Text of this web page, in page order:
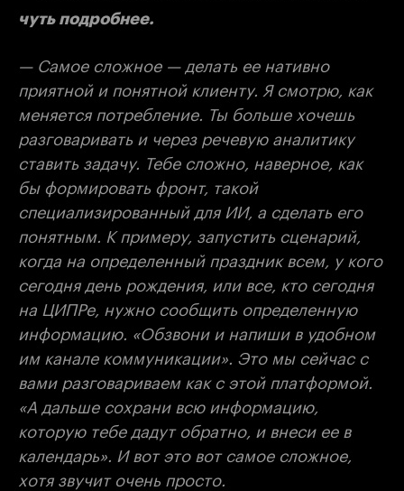
чуть подробнее.
— Самое сложное — делать ее нативно
приятной и понятной клиенту. Я смотрю, как
меняется потребление. Ты больше хочешь
разговаривать и через речевую аналитику
ставить задачу. Тебе сложно, наверное, как
бы формировать фронт, такой
специализированный для ИИ, а сделать его
понятным. К примеру, запустить сценарий,
когда на определенный праздник всем, у кого
сегодня день рождения, или все, кто сегодня
на ЦИПРе, нужно сообщить определенную
информацию. «Обзвони и напиши в удобном
им канале коммуникации». Это мы сейчас с
вами разговариваем как с этой платформой.
«А дальше сохрани всю информацию,
которую тебе дадут обратно, и внеси ее в
календарь». И вот это вот самое сложное,
хотя звучит очень просто.